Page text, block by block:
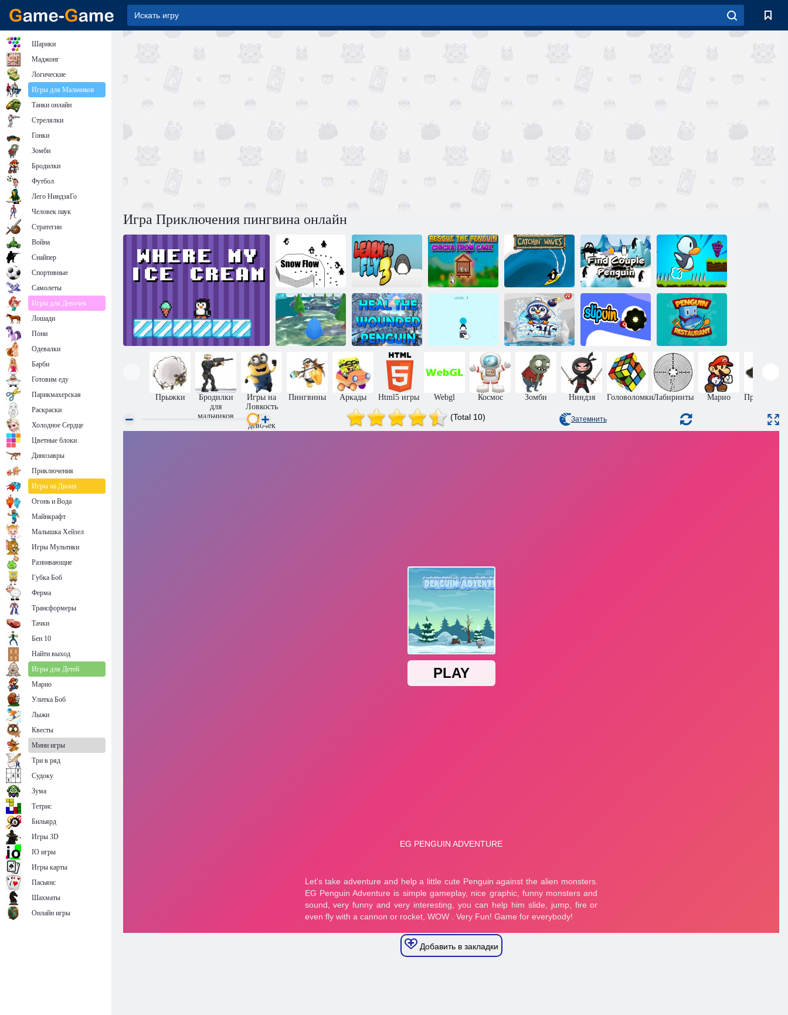
Игра Приключения пингвина онлайн
Снежный поток
Научитесь
летать 3
Спасите
пингвинят из
клетки
Лови волны
Найти пару
пингвинов
Приключения
пингвина
Приключения
пингвина
Исцелите
раненого
пингвина
пингвина
Арктический
Гоббл
Ловкий
пингвин
Ресторан
Пингвина
Прыжки
Бродилки
для
мальчиков
Игры на
Ловкость
для
девочек
Пингвины Аркады Html5 игры Webgl Космос Зомби Ниндзя ГоловоломкиЛабиринты Марио
(Total 10) Затемнить
Добавить в закладки
Шарики
Маджонг
Логические
Игры для Мальчиков
Танки онлайн
Стрелялки
Гонки
Зомби
Бродилки
Футбол
Лего НиндзяГо
Человек паук
Стратегии
Война
Снайпер
Спортивные
Самолеты
Игры для Девочек
Лошади
Пони
Одевалки
Барби
Готовим еду
Парикмахерская
Раскраски
Холодное Сердце
Цветные блоки
Динозавры
Приключения
Игры на Двоих
Огонь и Вода
Майнкрафт
Малышка Хейзел
Игры Мультики
Развивающие
Губка Боб
Ферма
Трансформеры
Тачки
Бен 10
Найти выход
Игры для Детей
Марио
Улитка Боб
Лыжи
Квесты
Мини игры
Три в ряд
Судоку
Зума
Тетрис
Бильярд
Игры 3D
IO игры
Игры карты
Пасьянс
Шахматы
Онлайн игры